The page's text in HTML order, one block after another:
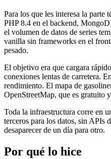
Para los que les interesa la parte
PHP 8.4 en el backend,
el volumen de datos de series
vanilla sin frameworks en el
pesado.
El objetivo era que cargara
conexiones lentas de carretera.
rendimiento. El mapa de
OpenStreetMap, que es gratuito
Toda la infraestructura corre en
terceros para los datos, sin APIs
desaparecer de un día para otro.
Por qué lo hice